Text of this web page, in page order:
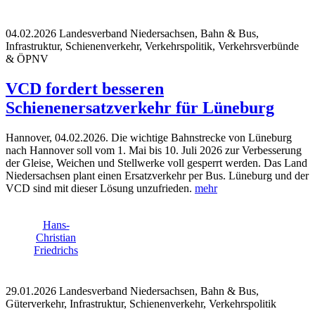
04.02.2026 Landesverband Niedersachsen, Bahn & Bus,
Infrastruktur, Schienenverkehr, Verkehrspolitik, Verkehrsverbünde
& ÖPNV
VCD fordert besseren
Schienenersatzverkehr für Lüneburg
Hannover, 04.02.2026. Die wichtige Bahnstrecke von Lüneburg
nach Hannover soll vom 1. Mai bis 10. Juli 2026 zur Verbesserung
der Gleise, Weichen und Stellwerke voll gesperrt werden. Das Land
Niedersachsen plant einen Ersatzverkehr per Bus. Lüneburg und der
VCD sind mit dieser Lösung unzufrieden. mehr
Hans-
Christian
Friedrichs
29.01.2026 Landesverband Niedersachsen, Bahn & Bus,
Güterverkehr, Infrastruktur, Schienenverkehr, Verkehrspolitik